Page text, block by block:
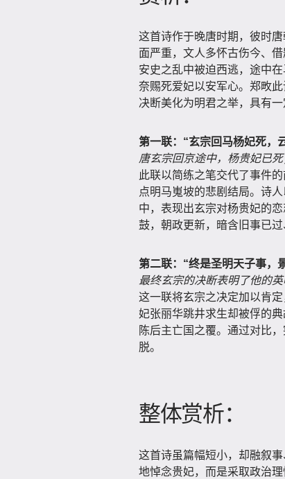
这首诗作于晚唐时期，彼时
面严重，文人多怀古伤今、
安史之乱中被迫西逃，途中
奈赐死爱妃以安军心。郑畋
决断美化为明君之举，具有
第一联：“玄宗回马杨妃死，
唐玄宗回京途中，杨贵妃已
此联以简练之笔交代了事件
点明马嵬坡的悲剧结局。诗
中，表现出玄宗对杨贵妃的
鼓，朝政更新，暗含旧事已
第二联：“终是圣明天子事，
最终玄宗的决断表明了他的
这一联将玄宗之决定加以肯定
妃张丽华跳井求生却被俘的
陈后主亡国之覆。通过对比
脱。
整体赏析：
这首诗虽篇幅短小，却融叙
地悼念贵妃，而是采取政治